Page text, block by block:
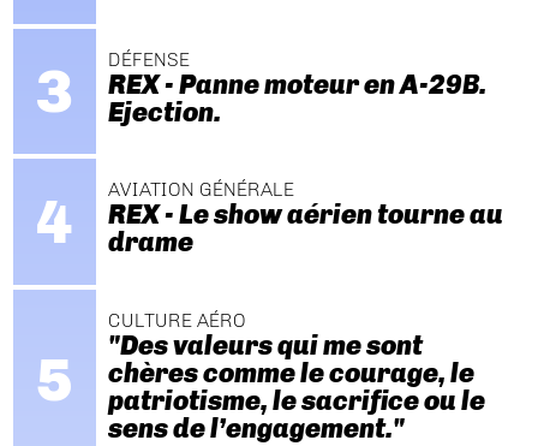
DÉFENSE
REX - Panne moteur en A-29B.
Ejection.
AVIATION GÉNÉRALE
REX - Le show aérien tourne au
drame
CULTURE AÉRO
"Des valeurs qui me sont
chères comme le courage, le
patriotisme, le sacrifice ou le
sens de l’engagement."